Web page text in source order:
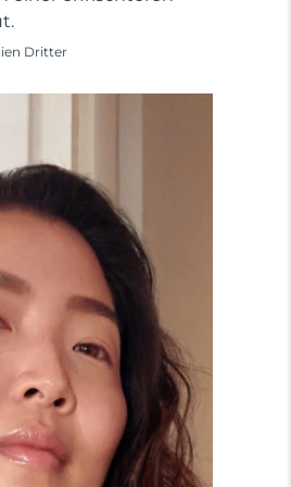
Dritter